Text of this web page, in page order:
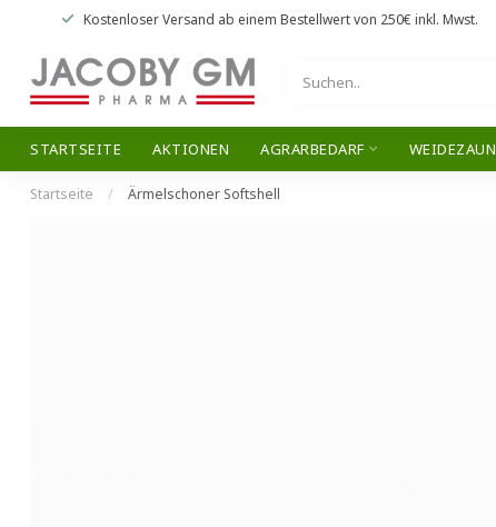
Kostenloser Versand ab einem Bestellwert von 250€ inkl. Mwst.
STARTSEITE AKTIONEN AGRARBEDARF WEIDEZAUN
Startseite / Ärmelschoner Softshell